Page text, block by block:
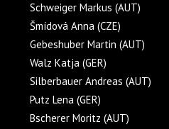
Schweiger Markus (AUT)
Šmídová Anna (CZE)
Gebeshuber Martin (AUT)
Walz Katja (GER)
Silberbauer Andreas (AUT)
Putz Lena (GER)
Bscherer Moritz (AUT)